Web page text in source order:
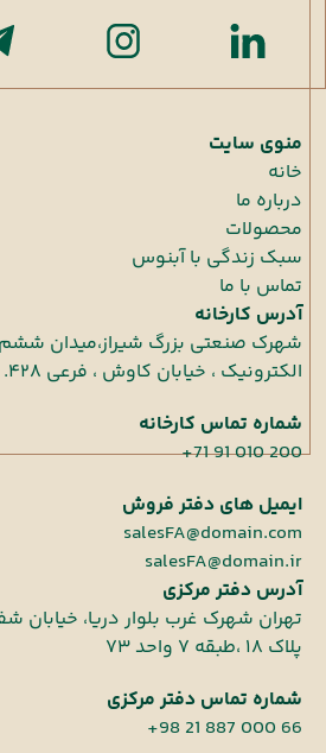
منوی سایت
خانه
درباره ما
محصولات
سبک زندگی با آبنوس
تماس با ما
آدرس کارخانه
شهرک صنعتی بزرگ شیراز،میدان ششم،
الکترونیک ، خیابان کاوش ، فرعی ۴۲۸.
شماره تماس کارخانه
+71 91 010 200
ایمیل های دفتر فروش
salesFA@domain.com
salesFA@domain.ir
آدرس دفتر مرکزی
تهران شهرک غرب بلوار دریا، خیابان
پلاک ۱۸ ،طبقه ۷ واحد ۷۳
شماره تماس دفتر مرکزی
+98 21 887 000 66